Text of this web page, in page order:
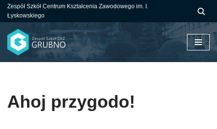
do
treści
Zespół Szkół Centrum Kształcenia Zawodowego im. I.
Łyskowskiego
Ahoj przygodo!